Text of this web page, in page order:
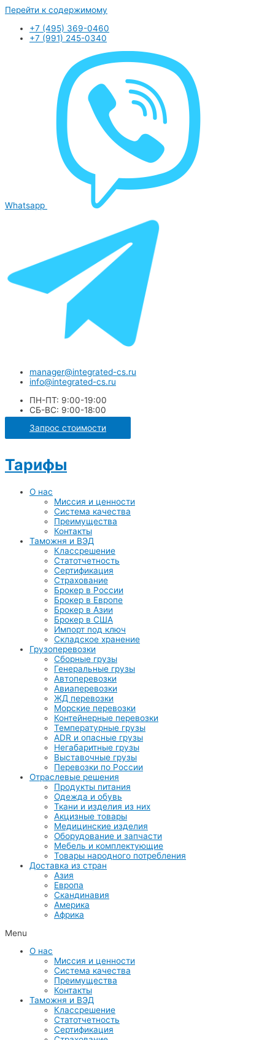
Перейти к содержимому
+7 (495) 369-0460
+7 (991) 245-0340
Whatsapp
manager@integrated-cs.ru
info@integrated-cs.ru
ПН-ПТ: 9:00-19:00
СБ-ВС: 9:00-18:00
Запрос стоимости
Тарифы
О нас
Миссия и ценности
Система качества
Преимущества
Контакты
Таможня и ВЭД
Классрешение
Статотчетность
Сертификация
Страхование
Брокер в России
Брокер в Европе
Брокер в Азии
Брокер в США
Импорт под ключ
Складское хранение
Грузоперевозки
Сборные грузы
Генеральные грузы
Автоперевозки
Авиаперевозки
ЖД перевозки
Морские перевозки
Контейнерные перевозки
Температурные грузы
ADR и опасные грузы
Негабаритные грузы
Выставочные грузы
Перевозки по России
Отраслевые решения
Продукты питания
Одежда и обувь
Ткани и изделия из них
Акцизные товары
Медицинские изделия
Оборудование и запчасти
Мебель и комплектующие
Товары народного потребления
Доставка из стран
Азия
Европа
Скандинавия
Америка
Африка
Menu
О нас
Миссия и ценности
Система качества
Преимущества
Контакты
Таможня и ВЭД
Классрешение
Статотчетность
Сертификация